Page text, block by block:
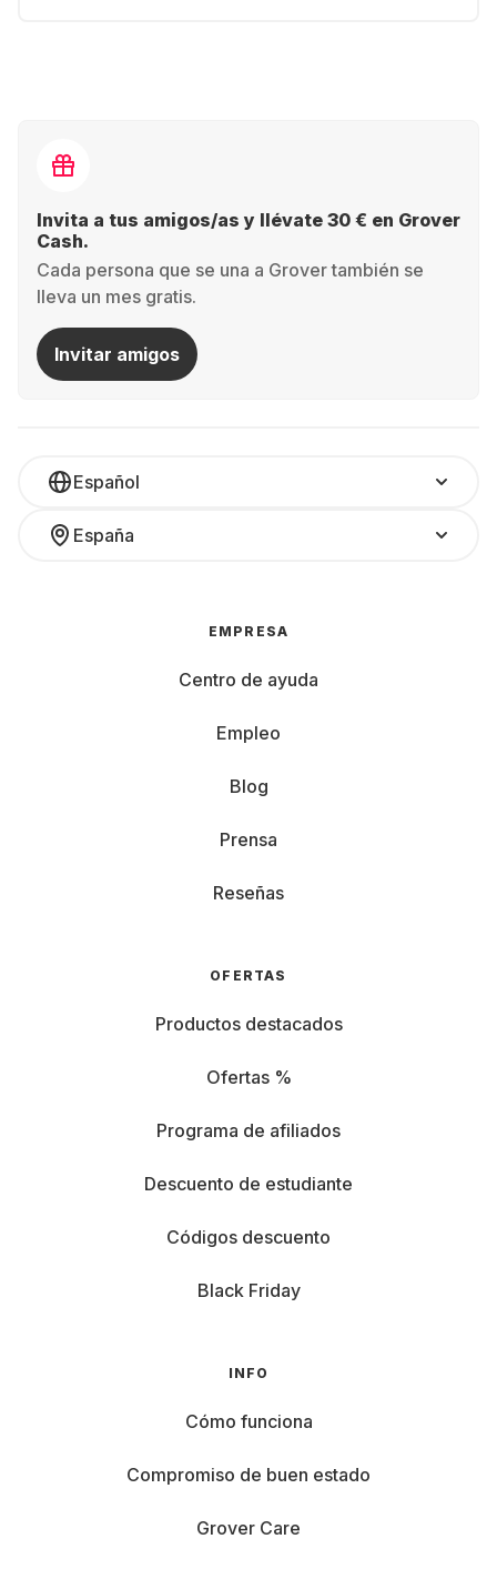
Invita a tus amigos/as y llévate 30 € en Grover
Cash.
Cada persona que se una a Grover también se
lleva un mes gratis.
Invitar amigos
Español
España
EMPRESA
Centro de ayuda
Empleo
Blog
Prensa
Reseñas
OFERTAS
Productos destacados
Ofertas %
Programa de afiliados
Descuento de estudiante
Códigos descuento
Black Friday
INFO
Cómo funciona
Compromiso de buen estado
Grover Care